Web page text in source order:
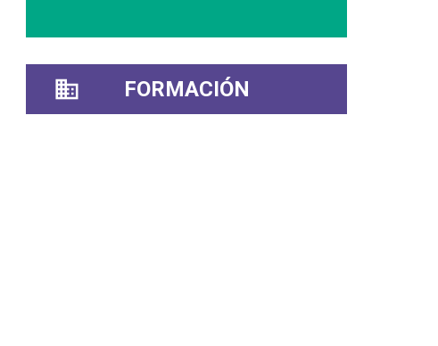
FORMACIÓN